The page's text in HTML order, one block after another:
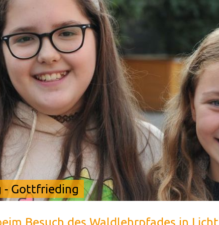
- Gottfrieding
Besuch des Waldlehrpfades in